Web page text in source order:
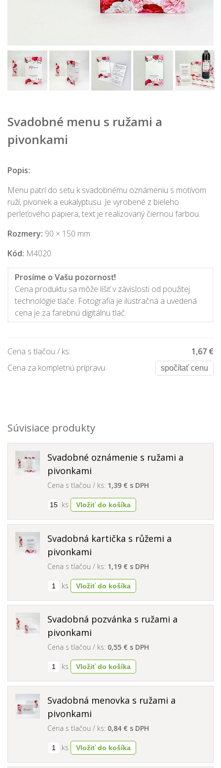
Svadobné menu s ružami a
pivonkami
Popis:
Menu patrí do setu k svadobnému oznámeniu s motívom
ruží, pivoniek a eukalyptusu. Je vyrobené z bieleho
perleťového papiera, text je realizovaný čiernou farbou.
Rozmery: 90 × 150 mm
Kód: M4020
Prosíme o Vašu pozornosť!
Cena produktu sa môže líšiť v závislosti od použitej
technológie tlače. Fotografia je ilustračná a uvedená
cena je za farebnú digitálnu tlač.
Cena s tlačou / ks:
1,67 €
Cena za kompletnú prípravu:
spočítať cenu
Súvisiace produkty
Svadobné oznámenie s ružami a
pivonkami
Cena s tlačou / ks: 1,39 € s DPH
ks
Svadobná kartička s růžemi a
pivonkami
Cena s tlačou / ks: 1,19 € s DPH
ks
Svadobná pozvánka s ružami a
pivonkami
Cena s tlačou / ks: 0,55 € s DPH
ks
Svadobná menovka s ružami a
pivonkami
Cena s tlačou / ks: 0,84 € s DPH
ks